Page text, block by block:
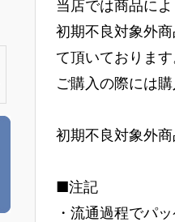
当店では商品に
初期不良対象外
て頂いておりま
ご購入の際には
初期不良対象外
■注記
・流通過程でパ